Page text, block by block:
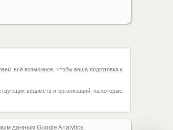
всё возможное, чтобы ваша подготовка к
ведомств и организаций, на которые
данным Google Analytics.